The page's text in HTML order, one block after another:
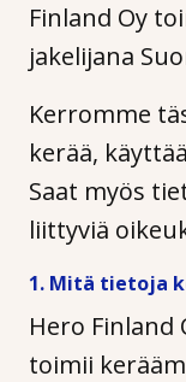
Finland Oy
jakelijana
Kerromme
kerää,
Saat myös
liittyviä
1. Mitä tietoja
Hero Finland
toimii